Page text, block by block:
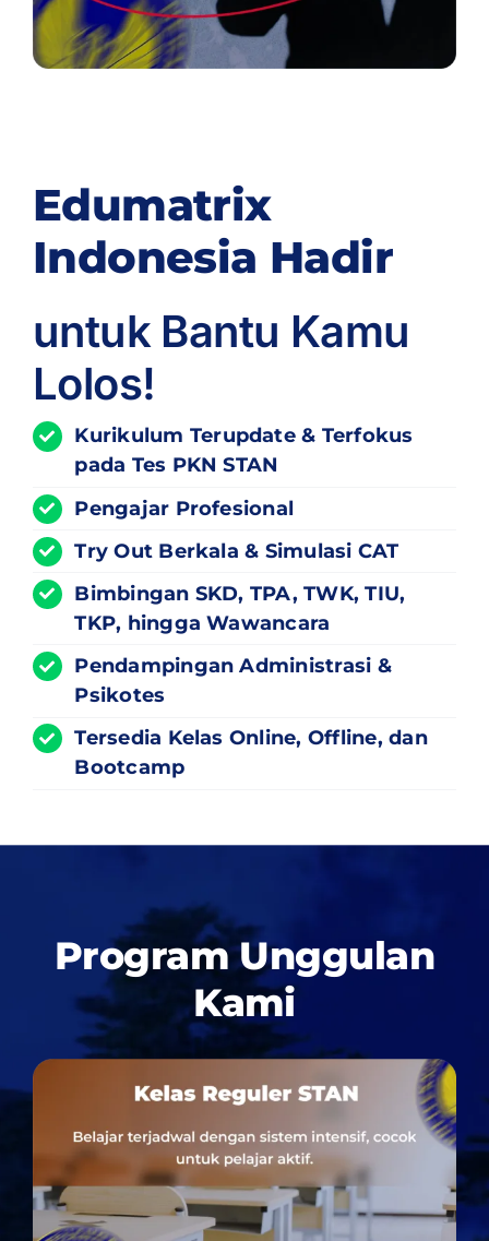
Edumatrix
Indonesia Hadir
untuk Bantu Kamu
Lolos!
Kurikulum Terupdate& Terfokus
pada Tes PKN STAN
Pengajar Profesional
Try Out Berkala & Simulasi CAT
Bimbingan SKD, TPA, TWK, TIU,
TKP, hingga Wawancara
Pendampingan Administrasi &
Psikotes
Tersedia Kelas Online, Offline, dan
Bootcamp
Program Unggulan
Kami